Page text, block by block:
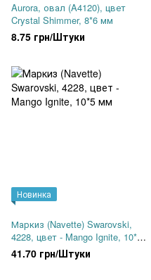
Aurora, овал (A4120), цвет
Crystal Shimmer, 8*6 мм
8.75 грн/Штуки
Новинка
Маркиз (Navette) Swarovski,
4228, цвет - Mango Ignite, 10*5
мм
41.70 грн/Штуки